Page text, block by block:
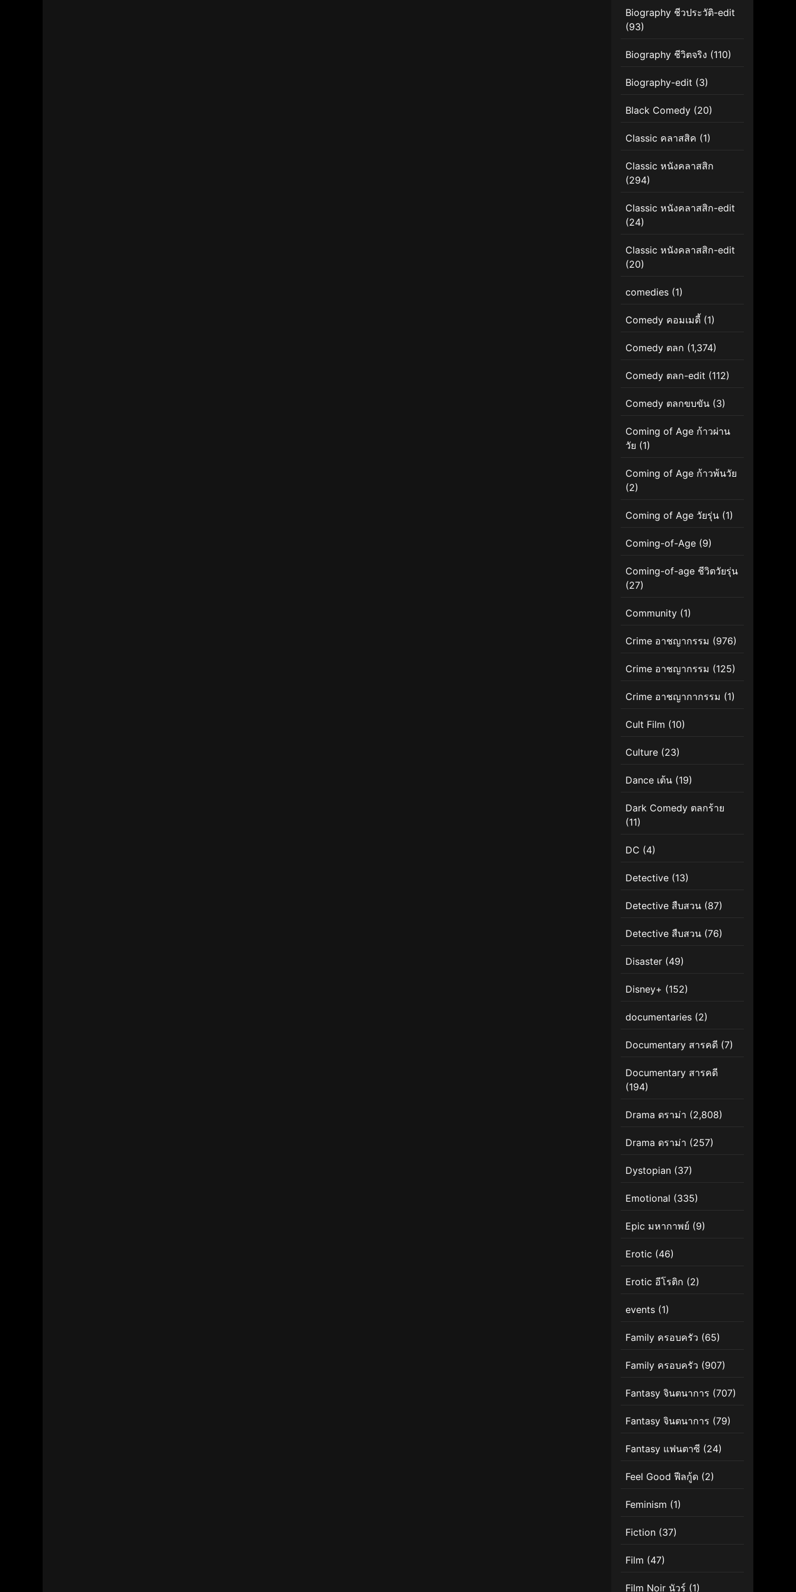
Biography ชีวประวัติ-edit
(93)
Biography ชีวิตจริง (110)
Biography-edit (3)
Black Comedy (20)
Classic คลาสสิค (1)
Classic หนังคลาสสิก
(294)
Classic หนังคลาสสิก-edit
(24)
Classic หนังคลาสสิก-edit
(20)
comedies (1)
Comedy คอมเมดี้ (1)
Comedy ตลก (1,374)
Comedy ตลก-edit (112)
Comedy ตลกขบขัน (3)
Coming of Age ก้าวผ่าน
วัย (1)
Coming of Age ก้าวพ้นวัย
(2)
Coming of Age วัยรุ่น (1)
Coming-of-Age (9)
Coming-of-age ชีวิตวัยรุ่น
(27)
Community (1)
Crime อาชญากรรม (976)
Crime อาชญากรรม (125)
Crime อาชญากากรรม (1)
Cult Film (10)
Culture (23)
Dance เต้น (19)
Dark Comedy ตลกร้าย
(11)
DC (4)
Detective (13)
Detective สืบสวน (87)
Detective สืบสวน (76)
Disaster (49)
Disney+ (152)
documentaries (2)
Documentary สารคดี (7)
Documentary สารคดี
(194)
Drama ดราม่า (2,808)
Drama ดราม่า (257)
Dystopian (37)
Emotional (335)
Epic มหากาพย์ (9)
Erotic (46)
Erotic อีโรติก (2)
events (1)
Family ครอบครัว (65)
Family ครอบครัว (907)
Fantasy จินตนาการ (707)
Fantasy จินตนาการ (79)
Fantasy แฟนตาซี (24)
Feel Good ฟีลกู้ด (2)
Feminism (1)
Fiction (37)
Film (47)
Film Noir นัวร์ (1)